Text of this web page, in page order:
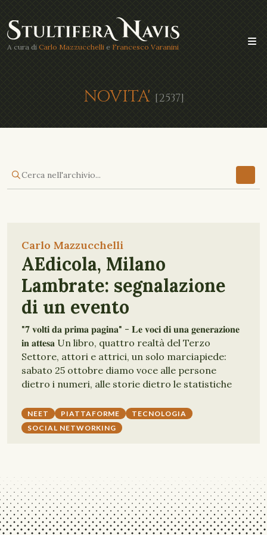
A cura di Carlo Mazzucchelli e Francesco Varanini
NOVITA' [2537]
Carlo Mazzucchelli
AEdicola, Milano
Lambrate: segnalazione
di un evento
"𝟕 𝐯𝐨𝐥𝐭𝐢 𝐝𝐚 𝐩𝐫𝐢𝐦𝐚 𝐩𝐚𝐠𝐢𝐧𝐚" - 𝐋𝐞 𝐯𝐨𝐜𝐢 𝐝𝐢 𝐮𝐧𝐚 𝐠𝐞𝐧𝐞𝐫𝐚𝐳𝐢𝐨𝐧𝐞
𝐢𝐧 𝐚𝐭𝐭𝐞𝐬𝐚 Un libro, quattro realtà del Terzo
Settore, attori e attrici, un solo marciapiede:
sabato 25 ottobre diamo voce alle persone
dietro i numeri, alle storie dietro le statistiche
NEET PIATTAFORME
TECNOLOGIA
SOCIAL NETWORKING